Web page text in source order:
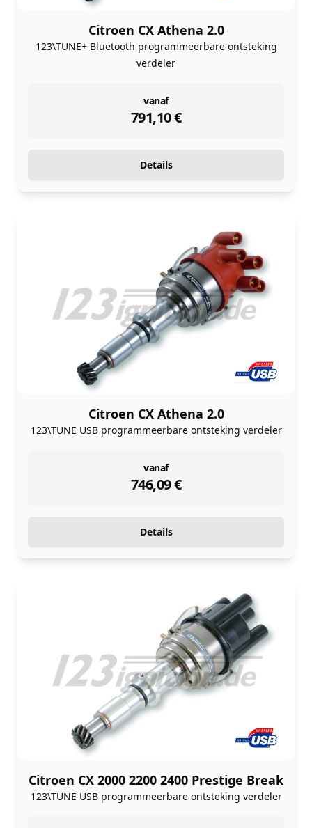
Citroen CX Athena 2.0
123\TUNE+ Bluetooth programmeerbare ontsteking
verdeler
vanaf
791,10€
instock
Details
Citroen CX Athena 2.0
123\TUNE USB programmeerbare ontsteking verdeler
vanaf
746,09€
instock
Details
Citroen CX 2000 2200 2400 Prestige Break
123\TUNE USB programmeerbare ontsteking verdeler